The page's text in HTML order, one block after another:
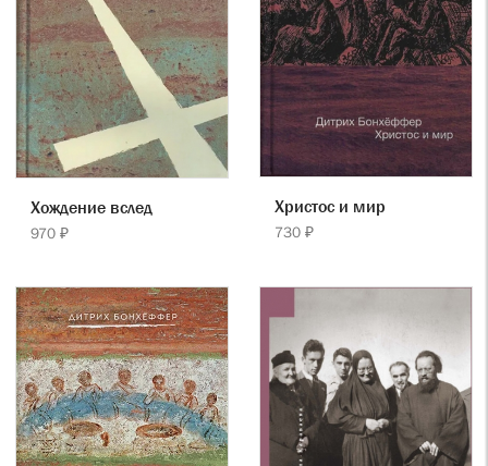
Хождение вслед
970 ₽
Христос и мир
730 ₽